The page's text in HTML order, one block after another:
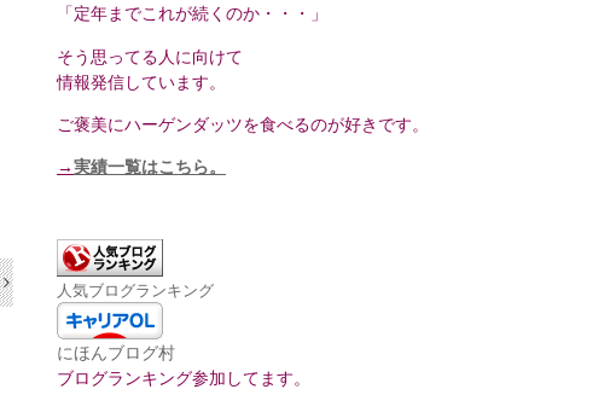
「定年までこれが続くのか・・・」
そう思ってる人に向けて
情報発信しています。
ご褒美にハーゲンダッツを食べるのが好きです。
→実績一覧はこちら。
人気ブログランキング
にほんブログ村
ブログランキング参加してます。